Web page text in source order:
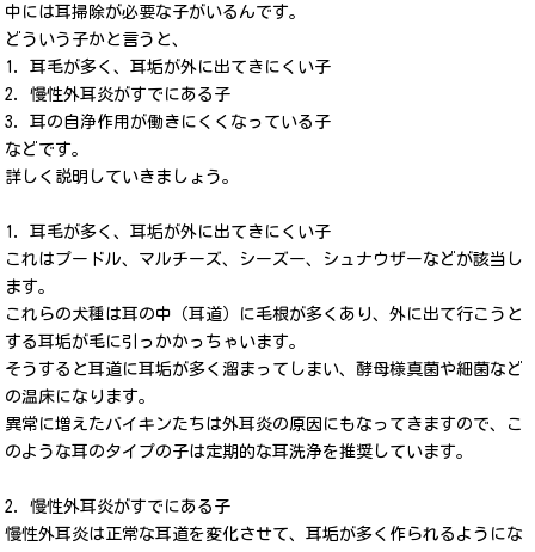
中には耳掃除が必要な子がいるんです。
どういう子かと言うと、
1. 耳毛が多く、耳垢が外に出てきにくい子
2. 慢性外耳炎がすでにある子
3. 耳の自浄作用が働きにくくなっている子
などです。
詳しく説明していきましょう。
1. 耳毛が多く、耳垢が外に出てきにくい子
これはプードル、マルチーズ、シーズー、シュナウザーなどが該当し
ます。
これらの犬種は耳の中（耳道）に毛根が多くあり、外に出て行こうと
する耳垢が毛に引っかかっちゃいます。
そうすると耳道に耳垢が多く溜まってしまい、酵母様真菌や細菌など
の温床になります。
異常に増えたバイキンたちは外耳炎の原因にもなってきますので、こ
のような耳のタイプの子は定期的な耳洗浄を推奨しています。
2. 慢性外耳炎がすでにある子
慢性外耳炎は正常な耳道を変化させて、耳垢が多く作られるようにな